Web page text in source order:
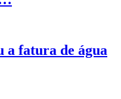
a fatura de água